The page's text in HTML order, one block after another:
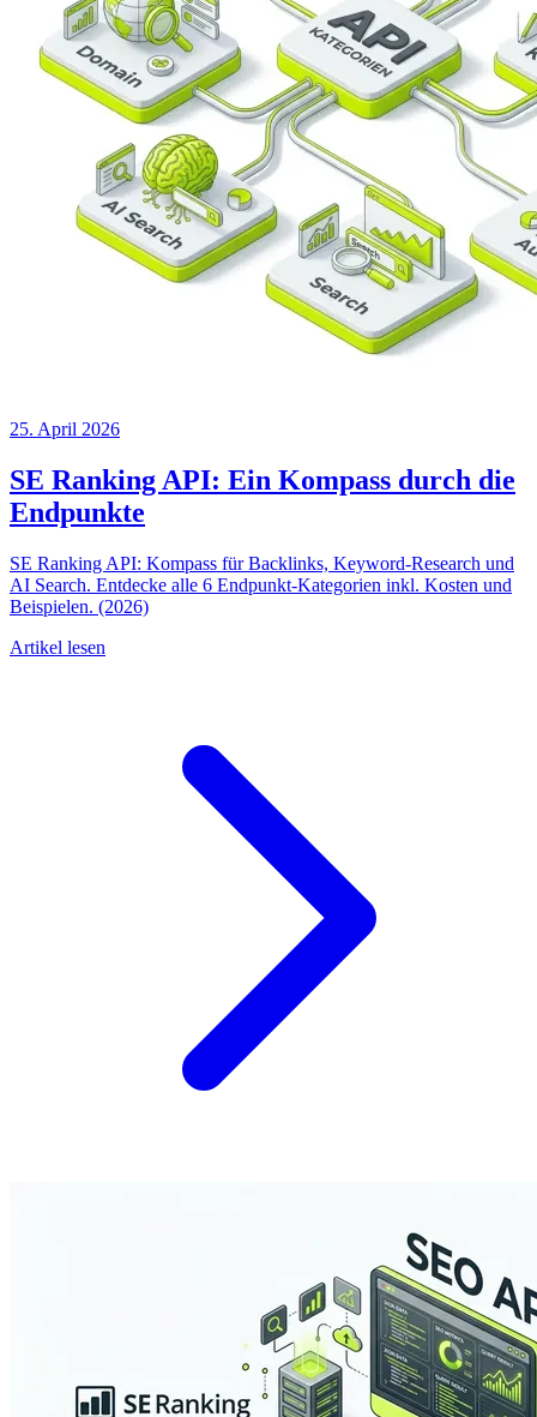
25. April 2026
SE Ranking API: Ein Kompass durch die
Endpunkte
SE Ranking API: Kompass für Backlinks, Keyword-Research und
AI Search. Entdecke alle 6 Endpunkt-Kategorien inkl. Kosten und
Beispielen. (2026)
Artikel lesen